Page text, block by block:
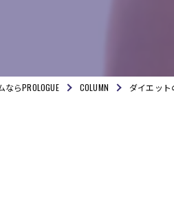
らPROLOGUE COLUMN ダイエッ